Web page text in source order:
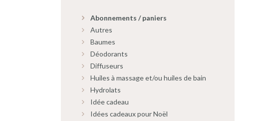
Abonnements / paniers
Autres
Baumes
Déodorants
Diffuseurs
Huiles à massage et/ou huiles de bain
Hydrolats
Idée cadeau
Idées cadeaux pour Noël